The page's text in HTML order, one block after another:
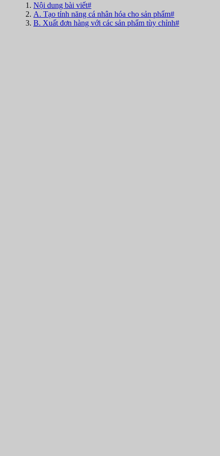
Nội dung bài viết#
A. Tạo tính năng cá nhân hóa cho sản phẩm#
B. Xuất đơn hàng với các sản phẩm tùy chỉnh#